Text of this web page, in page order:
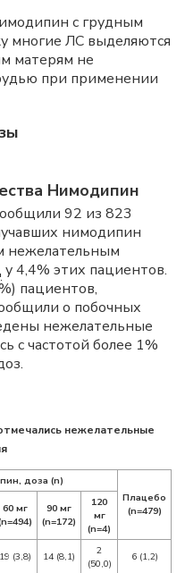
с грудным
многие ЛС выделяются
матерям не
при применении
Нимодипин
92 из 823
нимодипин
нежелательным
у 4,4% этих пациентов.
пациентов,
о побочных
нежелательные
с частотой более 1%
нежелательные
доза (n)
Плацебо
(n=479)
60 мг
90 мг
(n=172)
120
мг
(n=4)
19 (3,8) 14 (8,1)
2
(50,0)
6 (1,2)